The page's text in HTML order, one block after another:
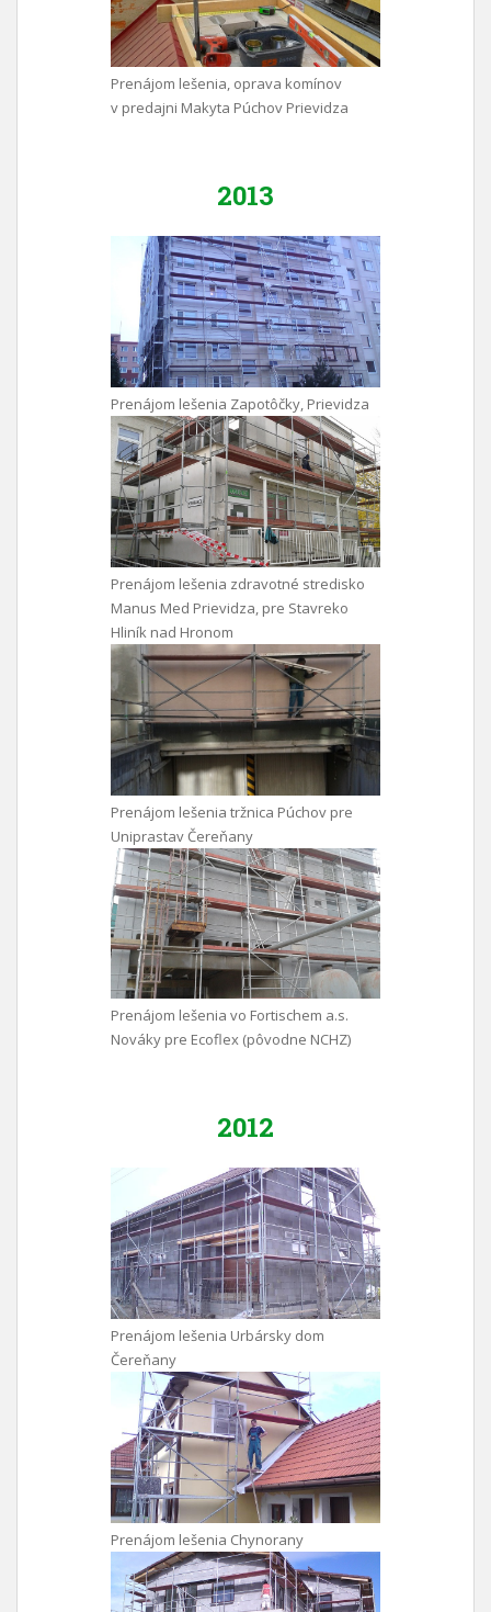
Prenájom lešenia, oprava komínov
v predajni Makyta Púchov Prievidza
2013
Prenájom lešenia Zapotôčky, Prievidza
Prenájom lešenia zdravotné stredisko
Manus Med Prievidza, pre Stavreko
Hliník nad Hronom
Prenájom lešenia tržnica Púchov pre
Uniprastav Čereňany
Prenájom lešenia vo Fortischem a.s.
Nováky pre Ecoflex (pôvodne NCHZ)
2012
Prenájom lešenia Urbársky dom
Čereňany
Prenájom lešenia Chynorany